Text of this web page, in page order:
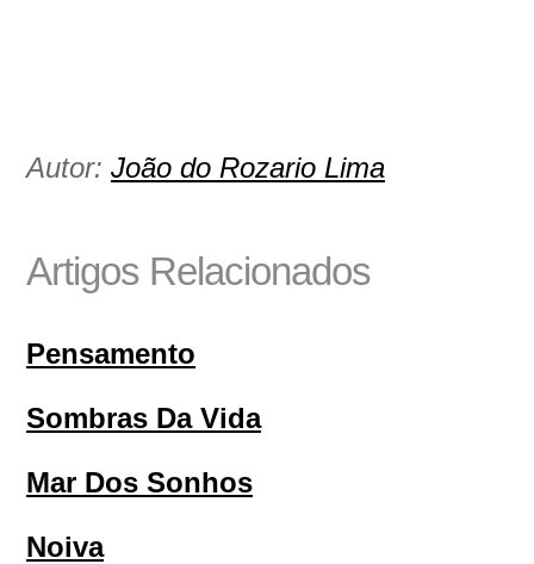
Autor: João do Rozario Lima
Artigos Relacionados
Pensamento
Sombras Da Vida
Mar Dos Sonhos
Noiva